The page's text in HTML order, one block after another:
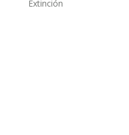
Extinción